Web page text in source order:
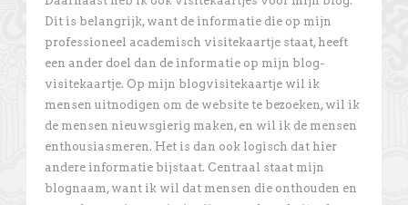
Dit is belangrijk, want de informatie die op mijn
professioneel academisch visitekaartje staat, heeft
een ander doel dan de informatie op mijn blog-
visitekaartje. Op mijn blogvisitekaartje wil ik
mensen uitnodigen om de website te bezoeken, wil ik
de mensen nieuwsgierig maken, en wil ik de mensen
enthousiasmeren. Het is dan ook logisch dat hier
andere informatie bijstaat. Centraal staat mijn
blognaam, want ik wil dat mensen die onthouden en